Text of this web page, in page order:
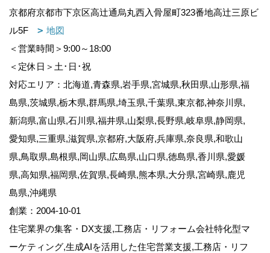
京都府京都市下京区高辻通烏丸西入骨屋町323番地高辻三原ビ
ル5F
地図
＜営業時間＞9:00～18:00
＜定休日＞土･日･祝
対応エリア：北海道,青森県,岩手県,宮城県,秋田県,山形県,福
島県,茨城県,栃木県,群馬県,埼玉県,千葉県,東京都,神奈川県,
新潟県,富山県,石川県,福井県,山梨県,長野県,岐阜県,静岡県,
愛知県,三重県,滋賀県,京都府,大阪府,兵庫県,奈良県,和歌山
県,鳥取県,島根県,岡山県,広島県,山口県,徳島県,香川県,愛媛
県,高知県,福岡県,佐賀県,長崎県,熊本県,大分県,宮崎県,鹿児
島県,沖縄県
創業：2004-10-01
住宅業界の集客・DX支援,工務店・リフォーム会社特化型マ
ーケティング,生成AIを活用した住宅営業支援,工務店・リフ